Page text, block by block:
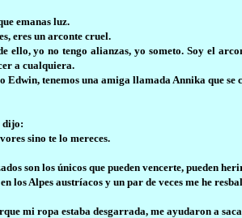
emanas luz.
eres un arconte cruel.
ello, yo no tengo alianzas, yo someto. Soy el
a cualquiera.
Edwin, tenemos una amiga llamada Annika que se
dijo:
sino te lo mereces.
son los únicos que pueden vencerte, pueden
los Alpes austríacos y un par de veces me he
mi ropa estaba desgarrada, me ayudaron a